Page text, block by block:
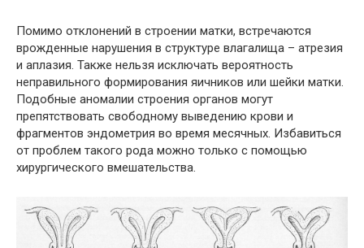
Помимо отклонений в строении матки, встречаются
врожденные нарушения в структуре влагалища – атрезия
и аплазия. Также нельзя исключать вероятность
неправильного формирования яичников или шейки матки.
Подобные аномалии строения органов могут
препятствовать свободному выведению крови и
фрагментов эндометрия во время месячных. Избавиться
от проблем такого рода можно только с помощью
хирургического вмешательства.